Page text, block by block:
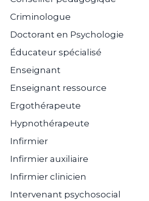
Criminologue
Doctorant en Psychologie
Éducateur spécialisé
Enseignant
Enseignant ressource
Ergothérapeute
Hypnothérapeute
Infirmier
Infirmier auxiliaire
Infirmier clinicien
Intervenant psychosocial